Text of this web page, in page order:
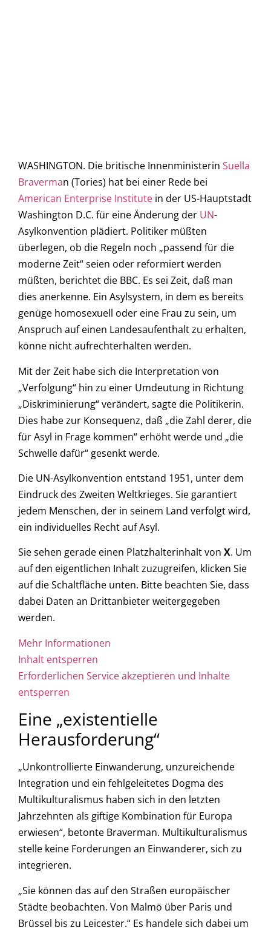
WASHINGTON. Die britische Innenministerin Suella
Braverman (Tories) hat bei einer Rede bei
American Enterprise Institute in der US-Hauptstadt
Washington D.C. für eine Änderung der UN-
Asylkonvention plädiert. Politiker müßten
überlegen, ob die Regeln noch „passend für die
moderne Zeit“ seien oder reformiert werden
müßten, berichtet die BBC. Es sei Zeit, daß man
dies anerkenne. Ein Asylsystem, in dem es bereits
genüge homosexuell oder eine Frau zu sein, um
Anspruch auf einen Landesaufenthalt zu erhalten,
könne nicht aufrechterhalten werden.
Mit der Zeit habe sich die Interpretation von
„Verfolgung“ hin zu einer Umdeutung in Richtung
„Diskriminierung“ verändert, sagte die Politikerin.
Dies habe zur Konsequenz, daß „die Zahl derer, die
für Asyl in Frage kommen“ erhöht werde und „die
Schwelle dafür“ gesenkt werde.
Die UN-Asylkonvention entstand 1951, unter dem
Eindruck des Zweiten Weltkrieges. Sie garantiert
jedem Menschen, der in seinem Land verfolgt wird,
ein individuelles Recht auf Asyl.
Sie sehen gerade einen Platzhalterinhalt von X. Um
auf den eigentlichen Inhalt zuzugreifen, klicken Sie
auf die Schaltfläche unten. Bitte beachten Sie, dass
dabei Daten an Drittanbieter weitergegeben
werden.
Mehr Informationen
Inhalt entsperren
Erforderlichen Service akzeptieren und Inhalte
entsperren
Eine „existentielle
Herausforderung“
„Unkontrollierte Einwanderung, unzureichende
Integration und ein fehlgeleitetes Dogma des
Multikulturalismus haben sich in den letzten
Jahrzehnten als giftige Kombination für Europa
erwiesen“, betonte Braverman. Multikulturalismus
stelle keine Forderungen an Einwanderer, sich zu
integrieren.
„Sie können das auf den Straßen europäischer
Städte beobachten. Von Malmö über Paris und
Brüssel bis zu Leicester.“ Es handele sich dabei um